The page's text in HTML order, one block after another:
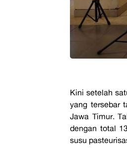
Kini setelah
yang tersebar
Jawa Timur.
dengan total
susu